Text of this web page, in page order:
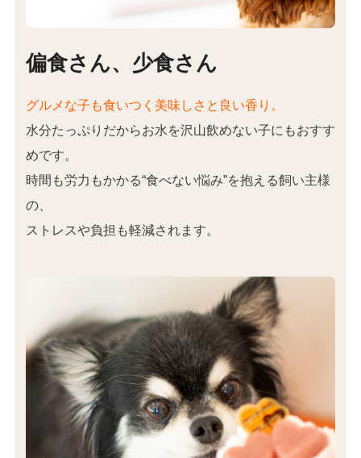
偏食さん、少食さん
グルメな子も食いつく美味しさと良い香り。
水分たっぷりだからお水を沢山飲めない子にもおすす
めです。
時間も労力もかかる“食べない悩み”を抱える飼い主様
の、
ストレスや負担も軽減されます。